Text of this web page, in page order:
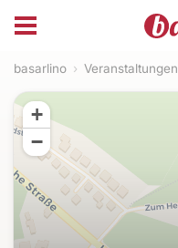
basarlino › Veranstaltungen
+
−